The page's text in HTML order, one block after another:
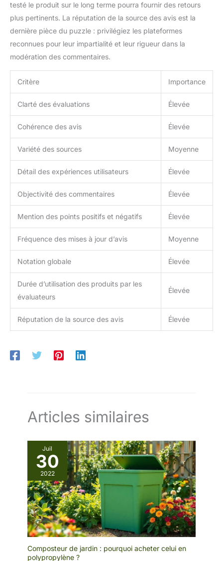
testé le produit sur le long terme pourra fournir des retours
plus pertinents. La réputation de la source des avis est la
dernière pièce du puzzle : privilégiez les plateformes
reconnues pour leur impartialité et leur rigueur dans la
modération des commentaires.
Critère Importance
Clarté des évaluations Élevée
Cohérence des avis Élevée
Variété des sources Moyenne
Détail des expériences utilisateurs Élevée
Objectivité des commentaires Élevée
Mention des points positifs et négatifs Élevée
Fréquence des mises à jour d’avis Moyenne
Notation globale Élevée
Durée d’utilisation des produits par les
évaluateurs
Élevée
Réputation de la source des avis Élevée
Articles similaires
Juil
30
2022
Composteur de jardin : pourquoi acheter celui en
polypropylène ?